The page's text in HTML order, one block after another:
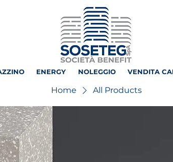
ENERGY NOLEGGIO VENDITA
Home All Products